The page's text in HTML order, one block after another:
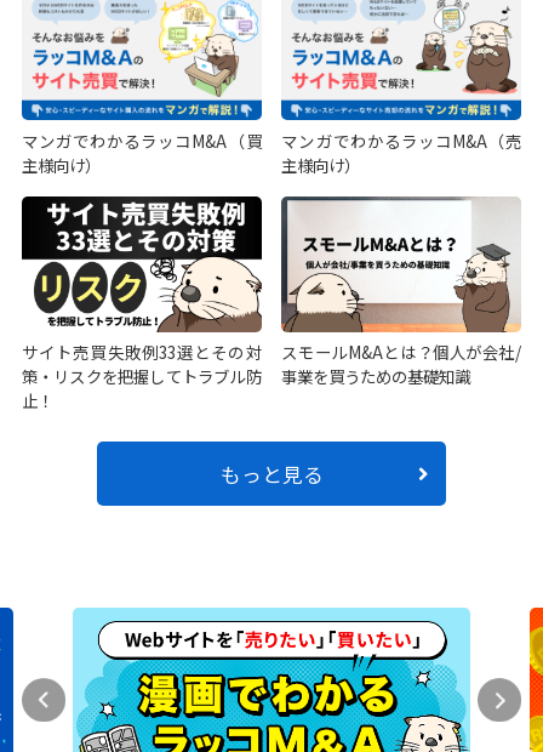
マンガでわかるラッコM&A（買
主様向け）
マンガでわかるラッコM&A（売
主様向け）
サイト売買失敗例33選とその対
策・リスクを把握してトラブル防
止！
スモールM&Aとは？個人が会社/
事業を買うための基礎知識
もっと見る